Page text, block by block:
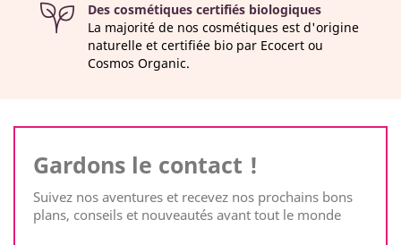
Des cosmétiques certifiés biologiques
La majorité de nos cosmétiques est d'origine
naturelle et certifiée bio par Ecocert ou
Cosmos Organic.
Gardons le contact !
Suivez nos aventures et recevez nos prochains bons
plans, conseils et nouveautés avant tout le monde